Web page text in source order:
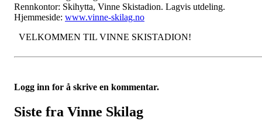
Rennkontor: Skihytta, Vinne Skistadion. Lagvis utdeling.
Hjemmeside: www.vinne-skilag.no
VELKOMMEN TIL VINNE SKISTADION!
Logg inn for å skrive en kommentar.
Siste fra Vinne Skilag